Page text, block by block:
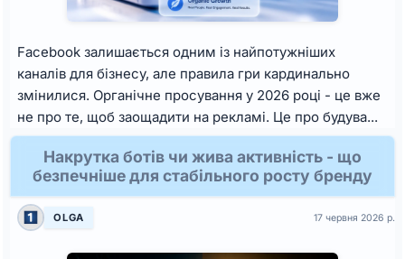
Facebook залишається одним із найпотужніших
каналів для бізнесу, але правила гри кардинально
змінилися. Органічне просування у 2026 році - це вже
не про те, щоб заощадити на рекламі. Це про будува...
Накрутка ботів чи жива активність - що
безпечніше для стабільного росту бренду
OLGA 17 червня 2026 р.